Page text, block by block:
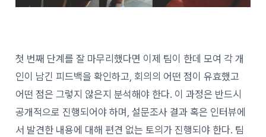
첫 번째 단계를 잘 마무리했다면 이제 팀이 한데 모여 각 개
인이 남긴 피드백을 확인하고, 회의의 어떤 점이 유효했고
어떤 점은 그렇지 않은지 분석해야 한다. 이 과정은 반드시
공개적으로 진행되어야 하며, 설문조사 결과 혹은 인터뷰에
서 발견한 내용에 대해 편견 없는 토의가 진행되야 한다. 팀